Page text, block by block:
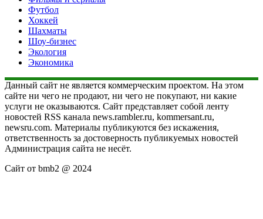
Футбол
Хоккей
Шахматы
Шоу-бизнес
Экология
Экономика
Данный сайт не является коммерческим проектом. На этом
сайте ни чего не продают, ни чего не покупают, ни какие
услуги не оказываются. Сайт представляет собой ленту
новостей RSS канала news.rambler.ru, kommersant.ru,
newsru.com. Материалы публикуются без искажения,
ответственность за достоверность публикуемых новостей
Администрация сайта не несёт.
Сайт от bmb2 @ 2024